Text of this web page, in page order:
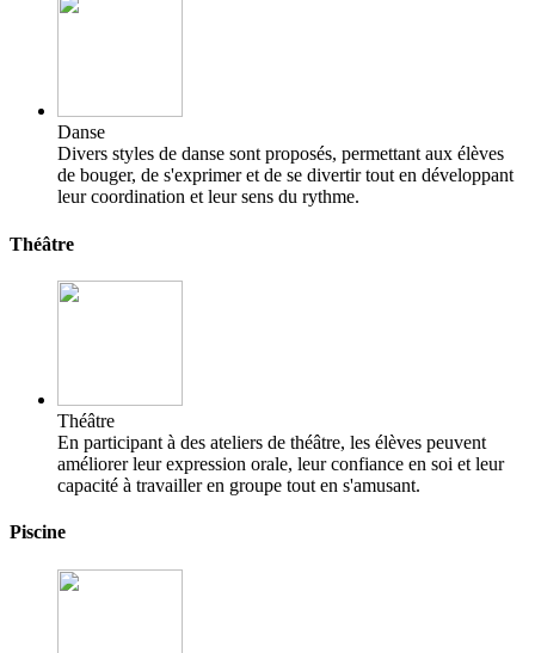
Danse
Divers styles de danse sont proposés, permettant aux élèves
de bouger, de s'exprimer et de se divertir tout en développant
leur coordination et leur sens du rythme.
Théâtre
Théâtre
En participant à des ateliers de théâtre, les élèves peuvent
améliorer leur expression orale, leur confiance en soi et leur
capacité à travailler en groupe tout en s'amusant.
Piscine